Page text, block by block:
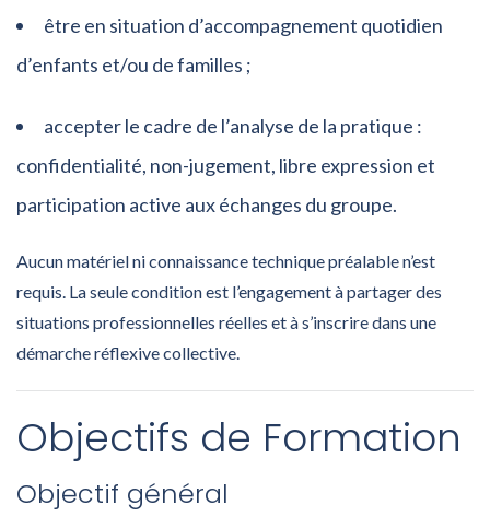
être en situation d’accompagnement quotidien
d’enfants et/ou de familles ;
accepter le cadre de l’analyse de la pratique :
confidentialité, non-jugement, libre expression et
participation active aux échanges du groupe.
Aucun matériel ni connaissance technique préalable n’est
requis. La seule condition est l’engagement à partager des
situations professionnelles réelles et à s’inscrire dans une
démarche réflexive collective.
Objectifs de Formation
Objectif général